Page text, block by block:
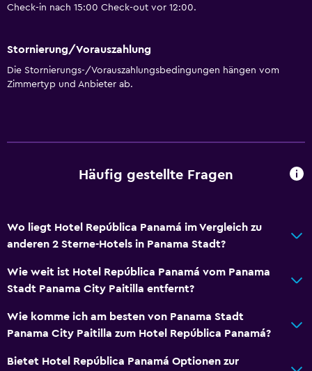
Klimaanlage
Services und Annehmlichkeiten
Geldautomat/Bank
Tagungs-/Banketträume
Allgemein
Familienzimmer
Meerblick
Lärmisolierte Zimmer
Telefon
Blick auf die Berge
Check-in nach 15:00 Check-out vor 12:00.
Stornierung/Vorauszahlung
Die Stornierungs-/Vorauszahlungsbedingungen hängen vom
Zimmertyp und Anbieter ab.
Häufig gestellte Fragen
Wo liegt Hotel República Panamá im Vergleich zu
anderen 2 Sterne-Hotels in Panama Stadt?
Wie weit ist Hotel República Panamá vom Panama
Stadt Panama City Paitilla entfernt?
Wie komme ich am besten von Panama Stadt
Panama City Paitilla zum Hotel República Panamá?
Bietet Hotel República Panamá Optionen zur